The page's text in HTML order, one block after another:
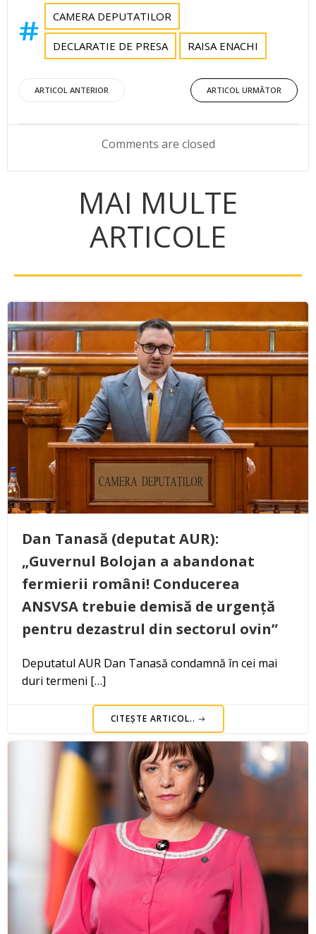
CAMERA DEPUTATILOR
DECLARATIE DE PRESA RAISA ENACHI
Post
navigation
ARTICOL ANTERIOR
Post
navigation
ARTICOL URMĂTOR
Comments are closed
MAI MULTE
ARTICOLE
Dan Tanasă (deputat AUR):
„Guvernul Bolojan a abandonat
fermierii români! Conducerea
ANSVSA trebuie demisă de urgență
pentru dezastrul din sectorul ovin”
Deputatul AUR Dan Tanasă condamnă în cei mai
duri termeni […]
CITEȘTE ARTICOL..